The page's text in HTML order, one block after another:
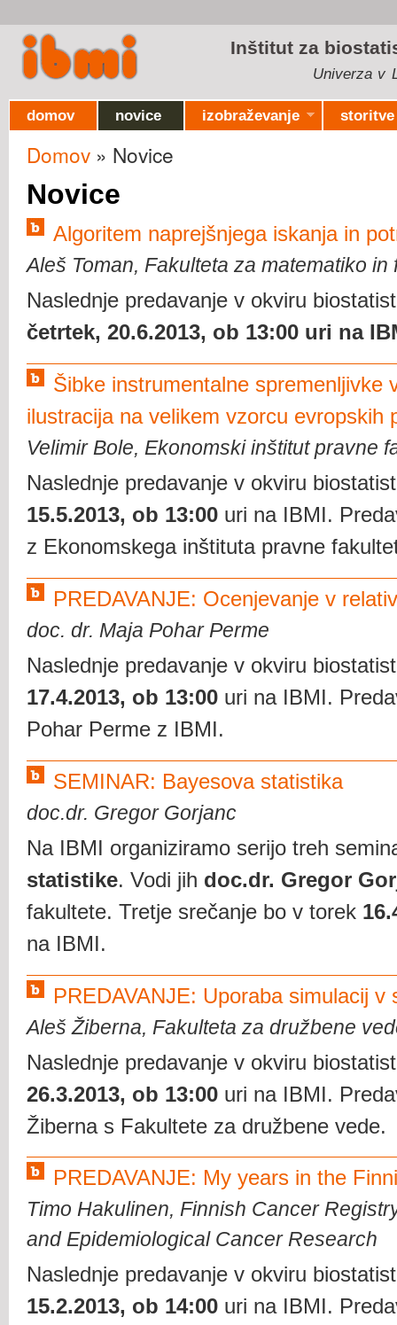
Inštitut za
Univerza v
domov novice izobraževanje storitve
Nahajate se tukaj
Domov » Novice
Novice
Algoritem naprejšnjega iskanja in
Aleš Toman, Fakulteta za matematiko in
Naslednje predavanje v okviru
četrtek, 20.6.2013, ob 13:00 uri na
Šibke instrumentalne spremenljivke
ilustracija na velikem vzorcu evropskih
Velimir Bole, Ekonomski inštitut pravne
Naslednje predavanje v okviru
15.5.2013, ob 13:00 uri na IBMI.
z Ekonomskega inštituta pravne
PREDAVANJE: Ocenjevanje v
doc. dr. Maja Pohar Perme
Naslednje predavanje v okviru
17.4.2013, ob 13:00 uri na IBMI.
Pohar Perme z IBMI.
SEMINAR: Bayesova statistika
doc.dr. Gregor Gorjanc
Na IBMI organiziramo serijo treh
statistike. Vodi jih doc.dr. Gregor
fakultete. Tretje srečanje bo v torek
na IBMI.
PREDAVANJE: Uporaba simulacij v
Aleš Žiberna, Fakulteta za družbene
Naslednje predavanje v okviru
26.3.2013, ob 13:00 uri na IBMI.
Žiberna s Fakultete za družbene vede.
PREDAVANJE: My years in the
Timo Hakulinen, Finnish Cancer
and Epidemiological Cancer Research
Naslednje predavanje v okviru
15.2.2013, ob 14:00 uri na IBMI.